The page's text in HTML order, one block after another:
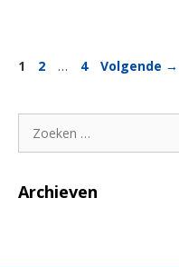
Pagina
1 Pagina
2 … Pagina
4 Volgende →
Archieven